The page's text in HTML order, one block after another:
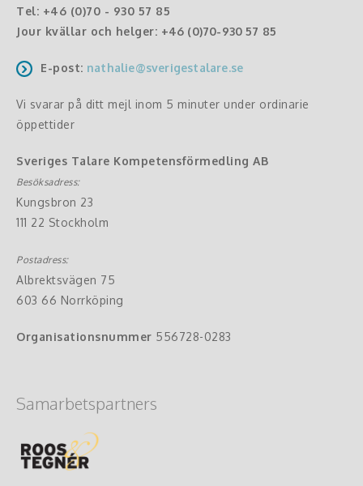
Tel: +46 (0)70 - 930 57 85
Jour kvällar och helger: +46 (0)70-930 57 85
E-post: nathalie@sverigestalare.se
Vi svarar på ditt mejl inom 5 minuter under ordinarie
öppettider
Sveriges Talare Kompetensförmedling AB
Besöksadress:
Kungsbron 23
111 22 Stockholm
Postadress:
Albrektsvägen 75
603 66 Norrköping
Organisationsnummer 556728-0283
Samarbetspartners